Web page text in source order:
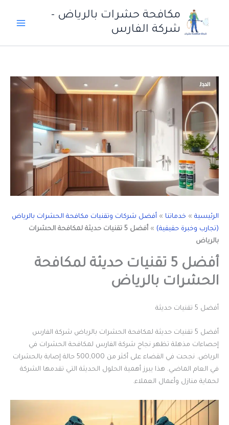
مكافحة حشرات بالرياض -
شركة الفارس
الرئيسية » خدماتنا » أفضل شركات وتقنيات مكافحة الحشرات بالرياض
(تجارب وخبرة حقيقية) »
أفضل 5 تقنيات حديثة لمكافحة الحشرات
بالرياض
أفضل 5 تقنيات حديثة لمكافحة
الحشرات بالرياض
أفضل 5 تقنيات حديثة
أفضل 5 تقنيات حديثة لمكافحة الحشرات بالرياض شركة الفارس
إحصاءات مذهلة تظهر نجاح شركة الفارس لمكافحة الحشرات في
الرياض. نجحت في القضاء على أكثر من 500,000 حالة إصابة بالحشرات
في العام الماضي. هذا يبرز أهمية الحلول الحديثة التي تقدمها الشركة
لحماية منازل وأعمال العملاء.